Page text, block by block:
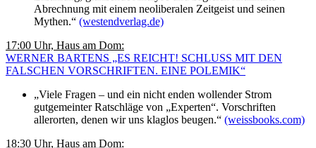
Abrechnung mit einem neoliberalen Zeitgeist und seinen
Mythen.“ (westendverlag.de)
17:00 Uhr, Haus am Dom:
WERNER BARTENS „ES REICHT! SCHLUSS MIT DEN
FALSCHEN VORSCHRIFTEN. EINE POLEMIK“
„Viele Fragen – und ein nicht enden wollender Strom
gutgemeinter Ratschläge von „Experten“. Vorschriften
allerorten, denen wir uns klaglos beugen.“ (weissbooks.com)
18:30 Uhr, Haus am Dom: